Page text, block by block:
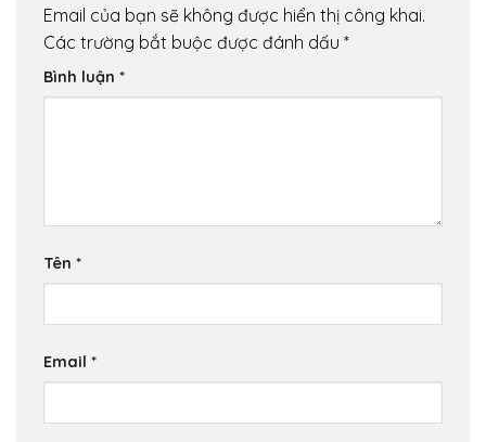
Email của bạn sẽ không được hiển thị công khai.
Các trường bắt buộc được đánh dấu *
Bình luận *
Tên *
Email *